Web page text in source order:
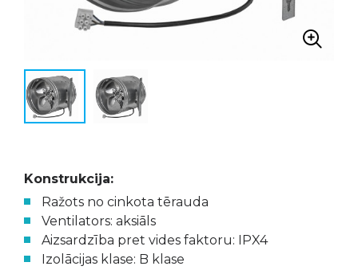
Konstrukcija:
Ražots no cinkota tērauda
Ventilators: aksiāls
Aizsardzība pret vides faktoru: IPX4
Izolācijas klase: B klase